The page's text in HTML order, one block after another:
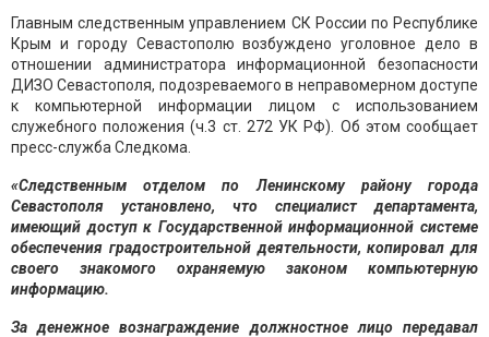
Главным следственным управлением СК России по Республике
Крым и городу Севастополю возбуждено уголовное дело в
отношении администратора информационной безопасности
ДИЗО Севастополя, подозреваемого в неправомерном доступе
к компьютерной информации лицом с использованием
служебного положения (ч.3 ст. 272 УК РФ). Об этом сообщает
пресс-служба Следкома.
«Следственным отделом по Ленинскому району города
Севастополя установлено, что специалист департамента,
имеющий доступ к Государственной информационной системе
обеспечения градостроительной деятельности, копировал для
своего знакомого охраняемую законом компьютерную
информацию.
За денежное вознаграждение должностное лицо передавал